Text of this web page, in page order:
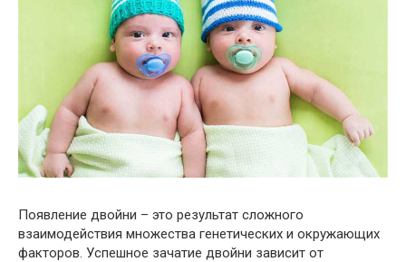
Появление двойни – это результат сложного
взаимодействия множества генетических и окружающих
факторов. Успешное зачатие двойни зависит от